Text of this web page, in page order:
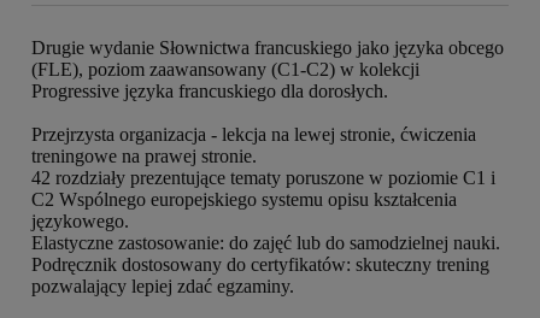
Drugie wydanie Słownictwa francuskiego jako języka obcego
(FLE), poziom zaawansowany (C1-C2) w kolekcji
Progressive języka francuskiego dla dorosłych.
Przejrzysta organizacja - lekcja na lewej stronie, ćwiczenia
treningowe na prawej stronie.
42 rozdziały prezentujące tematy poruszone w poziomie C1 i
C2 Wspólnego europejskiego systemu opisu kształcenia
językowego.
Elastyczne zastosowanie: do zajęć lub do samodzielnej nauki.
Podręcznik dostosowany do certyfikatów: skuteczny trening
pozwalający lepiej zdać egzaminy.